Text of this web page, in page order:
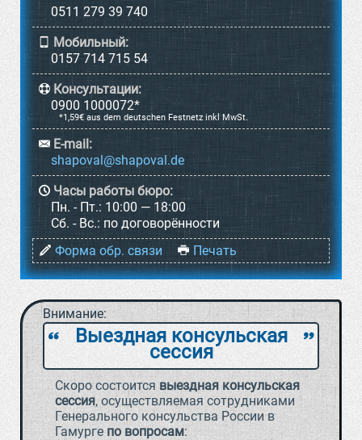
0511 279 39 740
Мобильный:
0157 714 715 54
Консультации:
0900 1000072*
*1,59€ aus dem deutschen Festnetz inkl MwSt.
E-mail:
Часы работы бюро:
Пн. - Пт.: 10:00 — 18:00
Cб. - Вс.: по договорённости
Форма обр. связи
Печать
Внимание:
` a
Выездная консульская
сессия
Скоро состоится выездная консульская
сессия, осуществляемая сотрудниками
Генерального консульства России в
Гамургепо вопросам: